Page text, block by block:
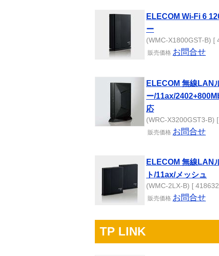
ELECOM Wi-Fi 6
ー
(WMC-X1800GST-B) [
販売価格 お問合せ
ELECOM 無線LAN
ー/11ax/
応
(WRC-X3200GST3-B)
販売価格 お問合せ
ELECOM 無線LAN
ト/11ax/メッシュ
(WMC-2LX-B) [
販売価格 お問合せ
TP LINK